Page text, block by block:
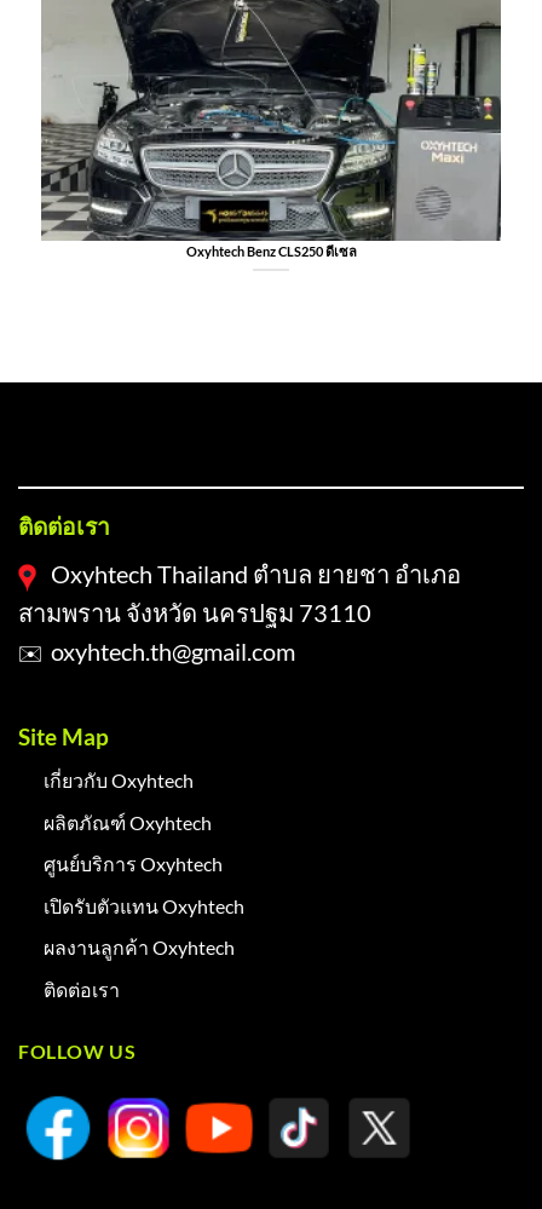
Oxyhtech Benz CLS250 ดีเซล
ติดต่อเรา
Oxyhtech Thailand ตำบล ยายชา อำเภอ
สามพราน จังหวัด นครปฐม 73110
✉️ oxyhtech.th@gmail.com
Site Map
เกี่ยวกับ Oxyhtech
ผลิตภัณฑ์ Oxyhtech
ศูนย์บริการ Oxyhtech
เปิดรับตัวแทน Oxyhtech
ผลงานลูกค้า Oxyhtech
ติดต่อเรา
FOLLOW US